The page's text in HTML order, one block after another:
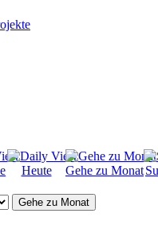
Heute Gehe zu Monat
Gehe zu Monat